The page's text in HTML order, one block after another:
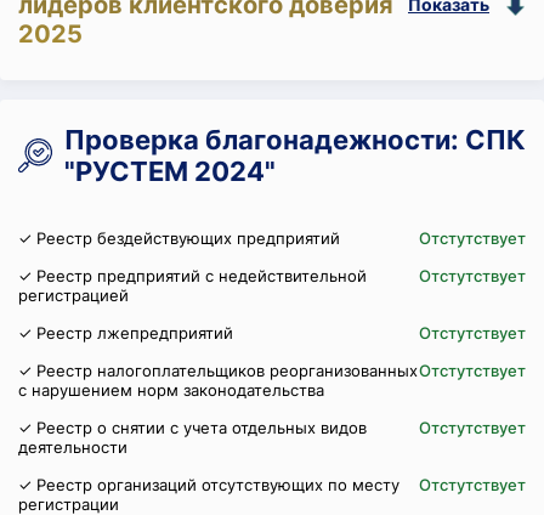
2025
Показать
Проверка благонадежности: СПК
"РУСТЕМ 2024"
✓ Реестр бездействующих предприятий
Отстутствует
✓ Реестр предприятий с недействительной
регистрацией
Отстутствует
✓ Реестр лжепредприятий
Отстутствует
✓ Реестр налогоплательщиков реорганизованных
с нарушением норм законодательства
Отстутствует
✓ Реестр о снятии с учета отдельных видов
деятельности
Отстутствует
✓ Реестр организаций отсутствующих по месту
регистрации
Отстутствует